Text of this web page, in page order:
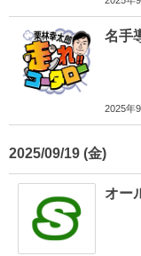
名手
2025年
2025/09/19
オー